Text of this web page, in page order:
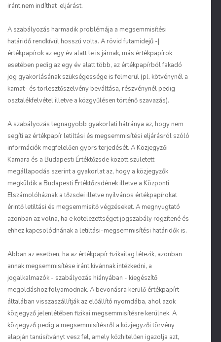
iránt nem indíthat eljárást.
A szabályozás harmadik problémája a megsemmisítési
határidő rendkívül hosszú volta. A rövid futamidejű -|
értékpapírok az egy év alatt le is járnak, más értékpapírok
esetében pedig az egy év alatt több, az értékpapírból fakadó
jog gyakorlásának szükségessége is felmerül (pl. kötvénynél a
kamat- és törlesztőszelvény beváltása, részvénynél pedig
osztalékfelvétel illetve a közgyűlésen történő szavazás).
A szabályozás legnagyobb gyakorlati hátránya az, hogy nem
segíti az értékpapír letiltási és megsemmisítési eljárásról szóló
információk megfelelően gyors terjedését. A Közjegyzői
Kamara és a Budapesti Értéktőzsde között született
megállapodás szerint a gyakorlat az, hogy a közjegyzők
megküldik a Budapesti Értéktőzsdének illetve a Központi
Elszámolóháznak a tőzsdei illetve nyilvános értékpapírokat
érintő letiltási és megsemmisítő végzéseket. A megnyugtató
azonban az volna, ha e kötelezettséget jogszabály rögzítené és
ehhez kapcsolódnának a letiltási-megsemmisítési határidők is.
Abban az esetben, ha az értékpapír fizikailag létezik, azonban
annak megsemmisítése iránt kívánnak intézkedni, a
jogalkalmazók - szabályozás hiányában - kiegészítő
megoldáshoz folyamodnak. A bevonásra kerülő értékpapírt
általában visszaszállítják az előállító nyomdába, ahol azok
közjegyző jelenlétében fizikai megsemmisítésre kerülnek. A
közjegyző pedig a megsemmisítésről a közjegyzői törvény
alapján tanúsítványt vesz fel, amely közhitelűen igazolja azt,